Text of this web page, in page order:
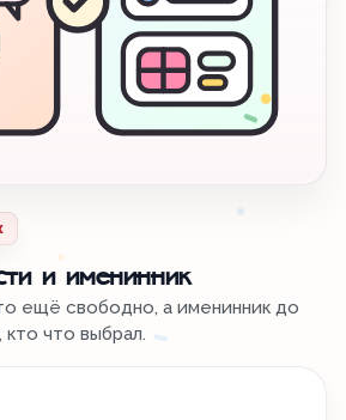
и именинник
ещё свободно, а именинник до
кто что выбрал.